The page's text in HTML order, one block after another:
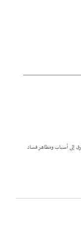
إلى أسباب ومظاهر فساد